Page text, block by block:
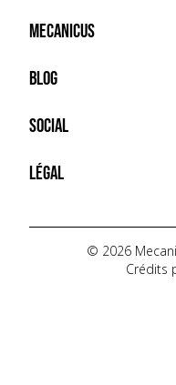
ACHETER
VENDRE
SERVICES PREMIUM
Mecanicus
À PROPOS
HOUSE MECANICUS
CONTACT
Blog
NEWS
VIDÉOS
AUTOPÉDIA
Social
INSTAGRAM
TIKTOK
YOUTUBE
Légal
POLITIQUE DE
© 2026
Crédits